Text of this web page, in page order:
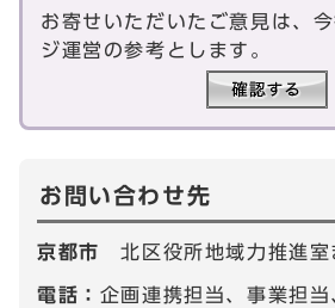
お寄せいただいたご意見は、
ジ運営の参考とします。
お問い合わせ先
京都市北区役所地域力推進
電話： 企画連携担当、事業担当